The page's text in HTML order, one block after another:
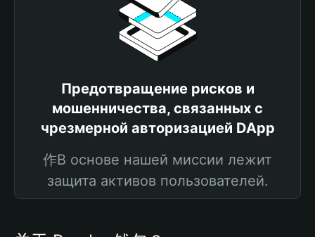
Предотвращение рисков и
мошенничества, связанных с
чрезмерной авторизацией DApp
作В основе нашей миссии лежит
защита активов пользователей.